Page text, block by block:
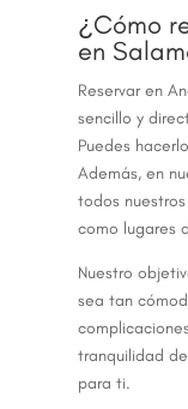
¿Cómo
en
Reservar en
sencillo y
Puedes
Además, en
todos
como lugares
Nuestro
sea tan
tranquilidad
para ti.